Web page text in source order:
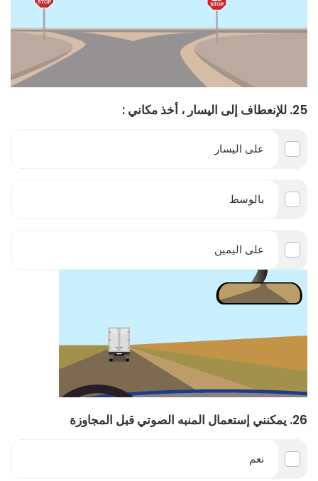
25. للإنعطاف إلى اليسار ، أخذ مكاني :
على اليسار
بالوسط
على اليمين
26. يمكنني إستعمال المنبه الصوتي قبل المجاوزة
نعم